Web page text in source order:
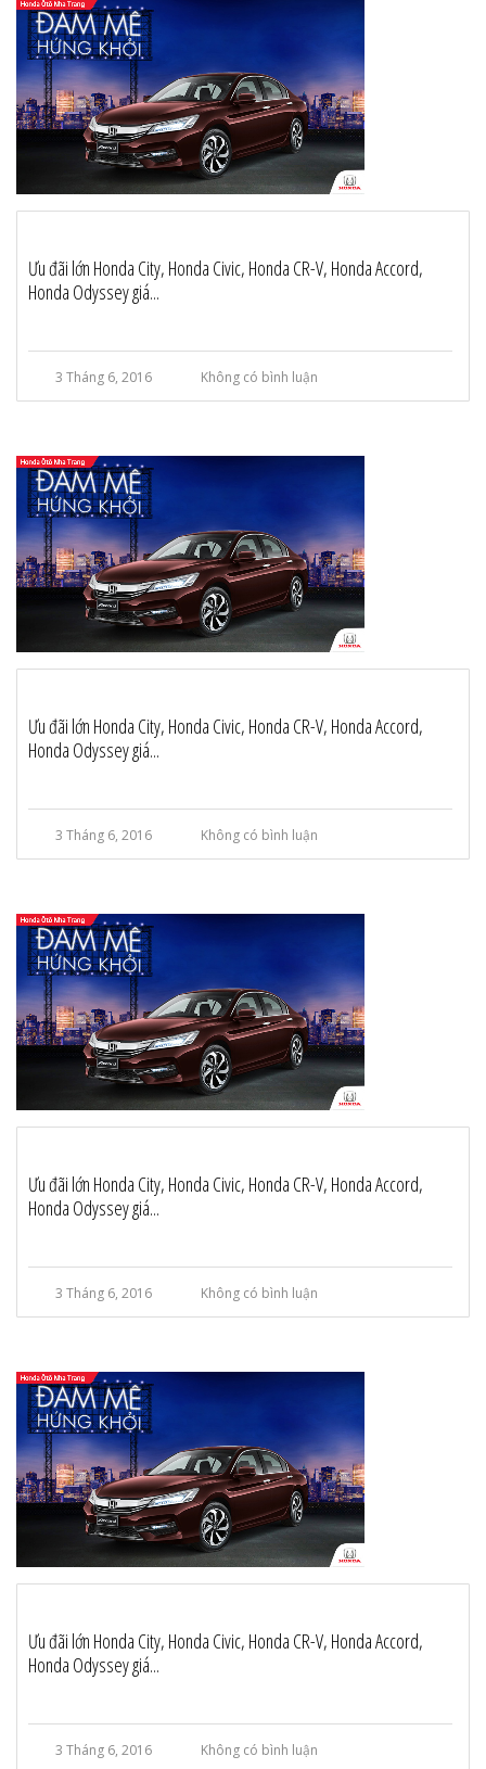
Ưu đãi lớn Honda City, Honda Civic, Honda CR-V, Honda Accord,
Honda Odyssey giá...
3 Tháng 6, 2016 Không có bình luận
Ưu đãi lớn Honda City, Honda Civic, Honda CR-V, Honda Accord,
Honda Odyssey giá...
3 Tháng 6, 2016 Không có bình luận
Ưu đãi lớn Honda City, Honda Civic, Honda CR-V, Honda Accord,
Honda Odyssey giá...
3 Tháng 6, 2016 Không có bình luận
Ưu đãi lớn Honda City, Honda Civic, Honda CR-V, Honda Accord,
Honda Odyssey giá...
3 Tháng 6, 2016 Không có bình luận